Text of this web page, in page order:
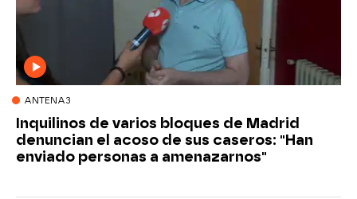
ANTENA3
Inquilinos de varios bloques de Madrid
denuncian el acoso de sus caseros: "Han
enviado personas a amenazarnos"